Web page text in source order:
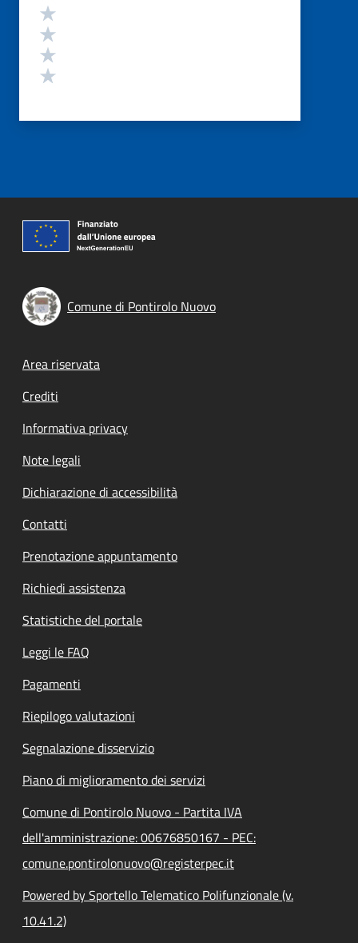
Comune di Pontirolo Nuovo
Footer menu
Area riservata
Crediti
Informativa privacy
Note legali
Dichiarazione di accessibilità
Contatti
Prenotazione appuntamento
Richiedi assistenza
Statistiche del portale
Leggi le FAQ
Pagamenti
Riepilogo valutazioni
Segnalazione disservizio
Piano di miglioramento dei servizi
Comune di Pontirolo Nuovo - Partita IVA
dell'amministrazione: 00676850167 - PEC:
comune.pontirolonuovo@registerpec.it
Powered by Sportello Telematico Polifunzionale (v.
10.41.2)